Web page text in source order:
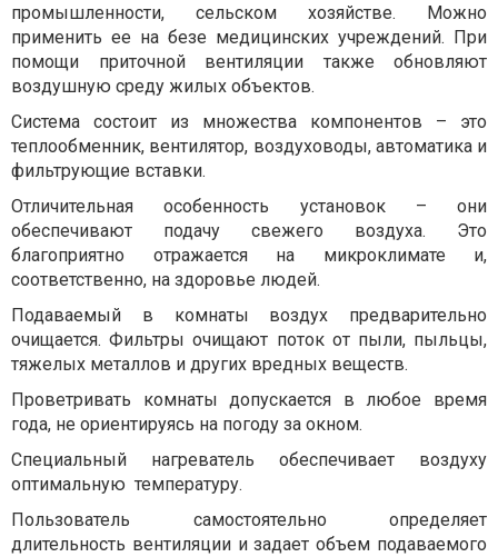
промышленности, сельском хозяйстве. Можно
применить ее на безе медицинских учреждений. При
помощи приточной вентиляции также обновляют
воздушную среду жилых объектов.
Система состоит из множества компонентов – это
теплообменник, вентилятор, воздуховоды, автоматика и
фильтрующие вставки.
Отличительная особенность установок – они
обеспечивают подачу свежего воздуха. Это
благоприятно отражается на микроклимате и,
соответственно, на здоровье людей.
Подаваемый в комнаты воздух предварительно
очищается. Фильтры очищают поток от пыли, пыльцы,
тяжелых металлов и других вредных веществ.
Проветривать комнаты допускается в любое время
года, не ориентируясь на погоду за окном.
Специальный нагреватель обеспечивает воздуху
оптимальную температуру.
Пользователь самостоятельно определяет
длительность вентиляции и задает объем подаваемого